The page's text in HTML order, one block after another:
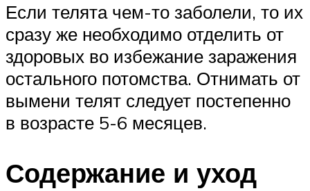
Если телята чем-то заболели, то их
сразу же необходимо отделить от
здоровых во избежание заражения
остального потомства. Отнимать от
вымени телят следует постепенно
в возрасте 5-6 месяцев.
Содержание и уход